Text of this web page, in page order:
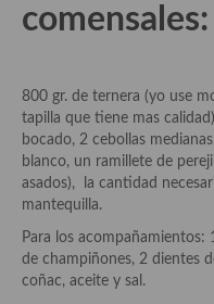
Sales y polvos
Salsas y mojos
Adobos
Aperitivos
comensales:
800 gr. de ternera (yo use
tapilla que tiene mas
bocado, 2 cebollas
blanco, un ramillete de
asados), la cantidad
mantequilla.
Para los
de champiñones, 2 dientes
coñac, aceite y sal.